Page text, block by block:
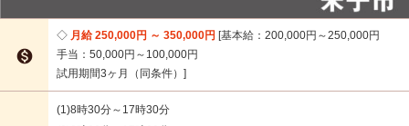

月給 250,000円 ～ 350,000円 基本給：200,000円～250,000円
手当：50,000円～100,000円
試用期間3ヶ月（同条件）
(1)8時30分～17時30分